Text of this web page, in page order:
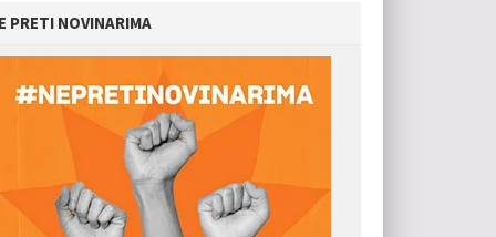
PRETI NOVINARIMA